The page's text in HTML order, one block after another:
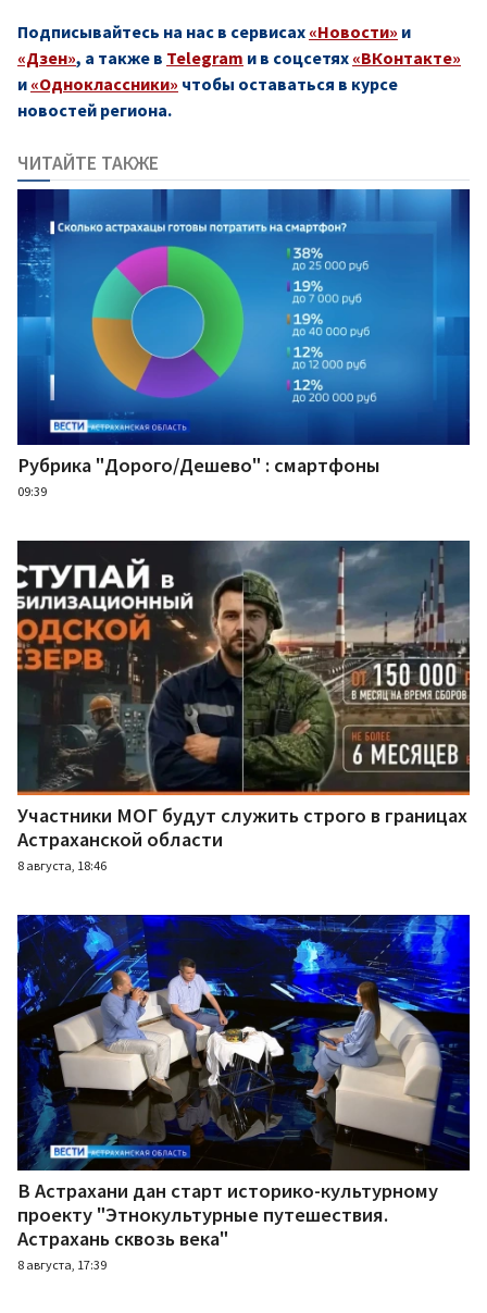
Подписывайтесь на нас в сервисах «Новости» и
«Дзен», а также в Telegram и в соцсетях «ВКонтакте»
и «Одноклассники» чтобы оставаться в курсе
новостей региона.
ЧИТАЙТЕ ТАКЖЕ
Рубрика "Дорого/Дешево" : смартфоны
09:39
Участники МОГ будут служить строго в границах
Астраханской области
8 августа, 18:46
В Астрахани дан старт историко-культурному
проекту "Этнокультурные путешествия.
Астрахань сквозь века"
8 августа, 17:39